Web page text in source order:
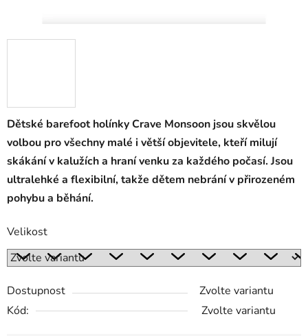
Dětské barefoot holínky Crave Monsoon jsou skvělou
volbou pro všechny malé i větší objevitele, kteří milují
skákání v kalužích a hraní venku za každého počasí. Jsou
ultralehké a flexibilní, takže dětem nebrání v přirozeném
pohybu a běhání.
Velikost
Dostupnost
Zvolte variantu
Kód:
Zvolte variantu